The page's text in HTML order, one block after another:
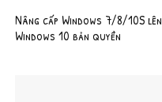
Nâng cấp Windows 7/8/10S lên
Windows 10 bản quyền